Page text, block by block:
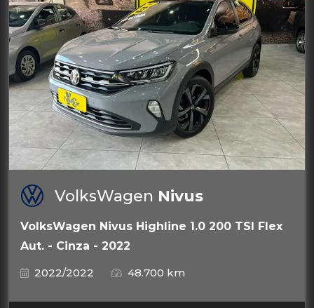
VolksWagen Nivus
VolksWagen Nivus Highline 1.0 200 TSI Flex
Aut. - Cinza - 2022
2022/2022
48.700 km